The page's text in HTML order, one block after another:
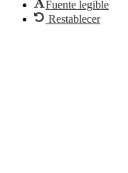
Fuente legible
Restablecer